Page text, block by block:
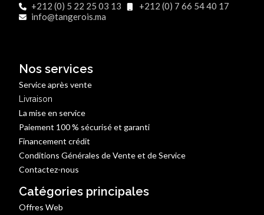
+212 (0) 5 22 25 03 13
+212 (0) 7 66 54 40 17
info@tangerois.ma
Nos services
Service après vente
Livraison
La mise en service
Paiement 100 % sécurisé et garanti
Financement crédit
Conditions Générales de Vente et de Service
Contactez-nous
Catégories principales
Offres Web